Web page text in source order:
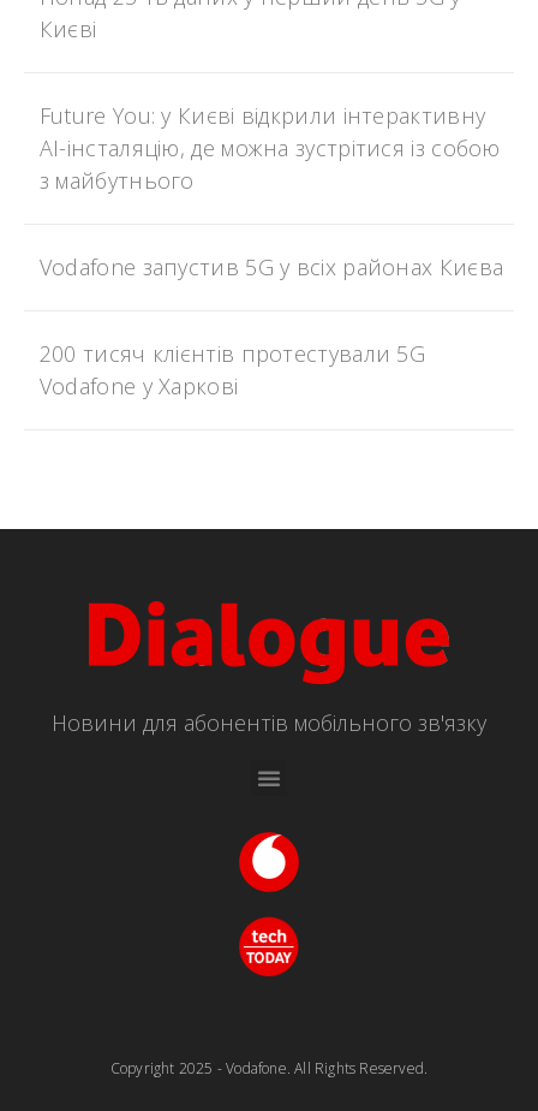
Києві
Future You: у Києві відкрили інтерактивну
AI-інсталяцію, де можна зустрітися із собою
з майбутнього
Vodafone запустив 5G у всіх районах Києва
200 тисяч клієнтів протестували 5G
Vodafone у Харкові
Новини для абонентів мобільного зв'язку
Copyright 2025 - Vodafone. All Rights Reserved.